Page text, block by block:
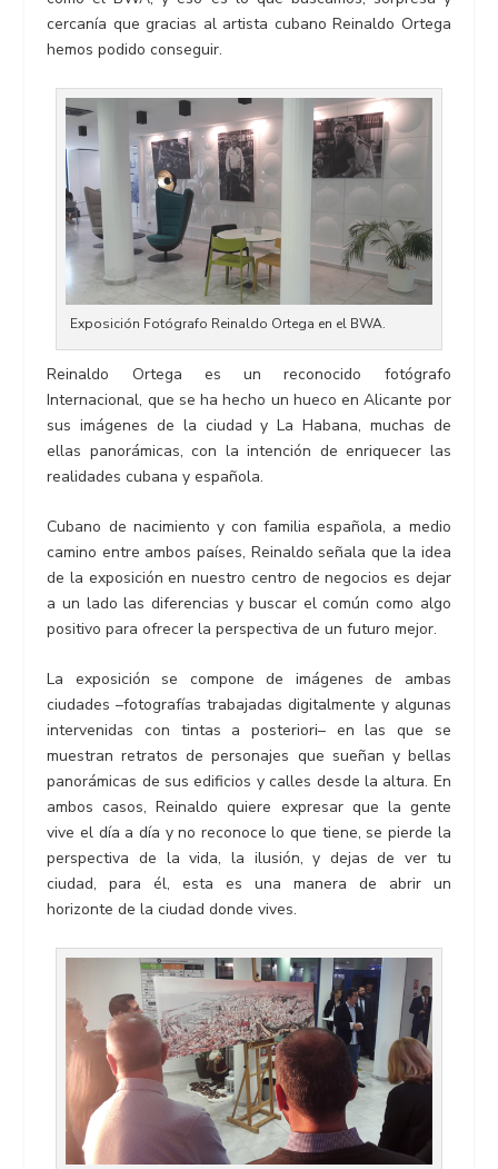
cercanía que gracias al artista cubano Reinaldo Ortega
hemos podido conseguir.
Exposición Fotógrafo Reinaldo Ortega en el BWA.
Reinaldo Ortega es un reconocido fotógrafo
Internacional, que se ha hecho un hueco en Alicante por
sus imágenes de la ciudad y La Habana, muchas de
ellas panorámicas, con la intención de enriquecer las
realidades cubana y española.
Cubano de nacimiento y con familia española, a medio
camino entre ambos países, Reinaldo señala que la idea
de la exposición en nuestro centro de negocios es dejar
a un lado las diferencias y buscar el común como algo
positivo para ofrecer la perspectiva de un futuro mejor.
La exposición se compone de imágenes de ambas
ciudades –fotografías trabajadas digitalmente y algunas
intervenidas con tintas a posteriori– en las que se
muestran retratos de personajes que sueñan y bellas
panorámicas de sus edificios y calles desde la altura. En
ambos casos, Reinaldo quiere expresar que la gente
vive el día a día y no reconoce lo que tiene, se pierde la
perspectiva de la vida, la ilusión, y dejas de ver tu
ciudad, para él, esta es una manera de abrir un
horizonte de la ciudad donde vives.